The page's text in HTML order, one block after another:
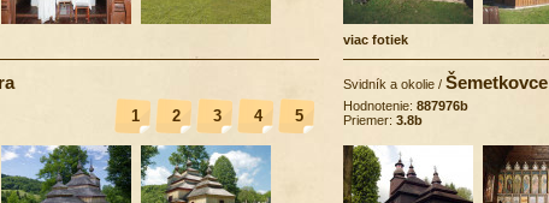
viac fotiek
1 2 3 4 5
Svidník a okolie / Šemetkovce
Hodnotenie: 887976b
Priemer: 3.8b